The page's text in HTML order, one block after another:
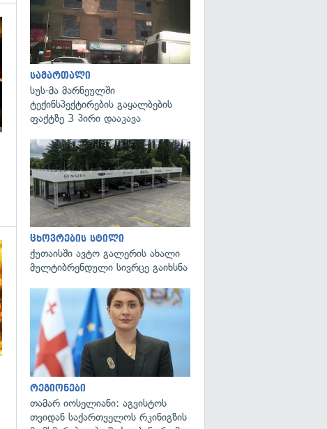
გადახედვა
სამართალი
სუს-მა მარნეულში
ტექინსპექტირების გაყალბების
ფაქტზე 3 პირი დააკავა
ცხოვრების სტილი
ქუთაისში ავტო გალერის ახალი
მულტიბრენდული სივრცე გაიხსნა
რეგიონები
თამარ იოსელიანი: აგვისტოს
თვიდან საქართველოს რკინიგზის